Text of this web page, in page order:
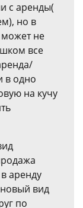
с аренды(
но в
может не
все
в одно
на кучу
аренду
вид
по